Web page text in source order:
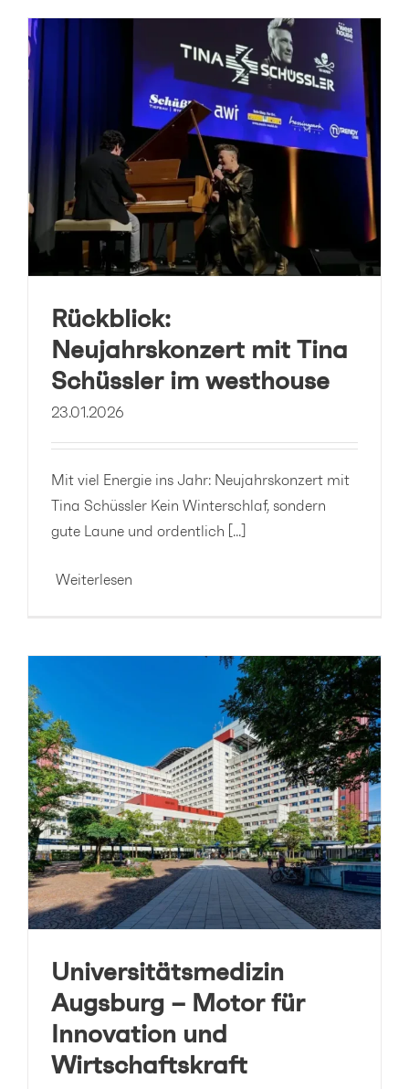
Rückblick:
Neujahrskonzert mit Tina
Schüssler im westhouse
23.01.2026
Mit viel Energie ins Jahr: Neujahrskonzert mit
Tina Schüssler Kein Winterschlaf, sondern
gute Laune und ordentlich [...]
Weiterlesen
Universitätsmedizin
Augsburg – Motor für
Innovation und
Wirtschaftskraft